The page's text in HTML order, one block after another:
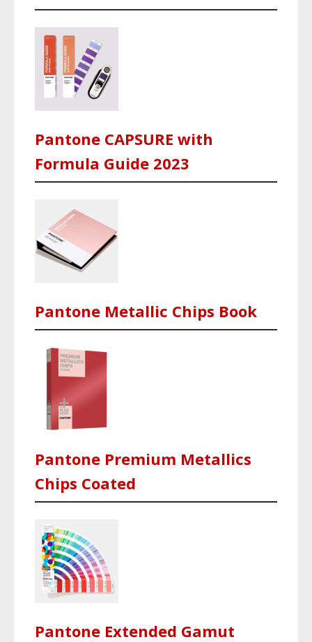
Pantone CAPSURE with
Formula Guide 2023
Pantone Metallic Chips Book
Pantone Premium Metallics
Chips Coated
Pantone Extended Gamut